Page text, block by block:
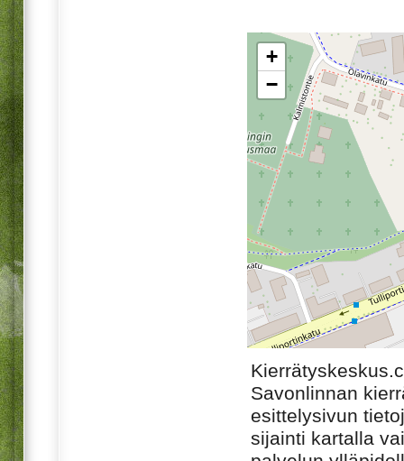
+
−
Savonlinnan
esittelysivun
sijainti kartalla